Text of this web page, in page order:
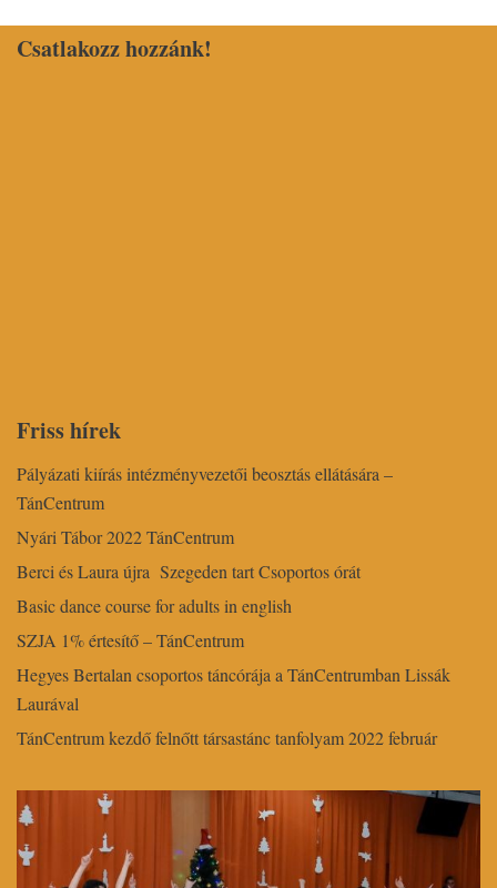
Csatlakozz hozzánk!
Friss hírek
Pályázati kiírás intézményvezetői beosztás ellátására –
TánCentrum
Nyári Tábor 2022 TánCentrum
Berci és Laura újra Szegeden tart Csoportos órát
Basic dance course for adults in english
SZJA 1% értesítő – TánCentrum
Hegyes Bertalan csoportos táncórája a TánCentrumban Lissák
Laurával
TánCentrum kezdő felnőtt társastánc tanfolyam 2022 február